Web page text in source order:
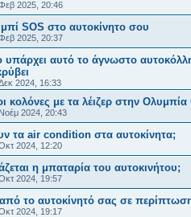
2025, 20:46
SOS στο αυτοκίνητο σου
2025, 20:37
υπάρχει αυτό το άγνωστο
2024, 16:33
κολόνες με τα λέιζερ στην
2024, 20:43
τα air condition στα αυτοκίνητα;
2024, 12:20
η μπαταρία του αυτοκινήτου;
2024, 19:57
το αυτοκίνητό σας σε
2024, 19:17